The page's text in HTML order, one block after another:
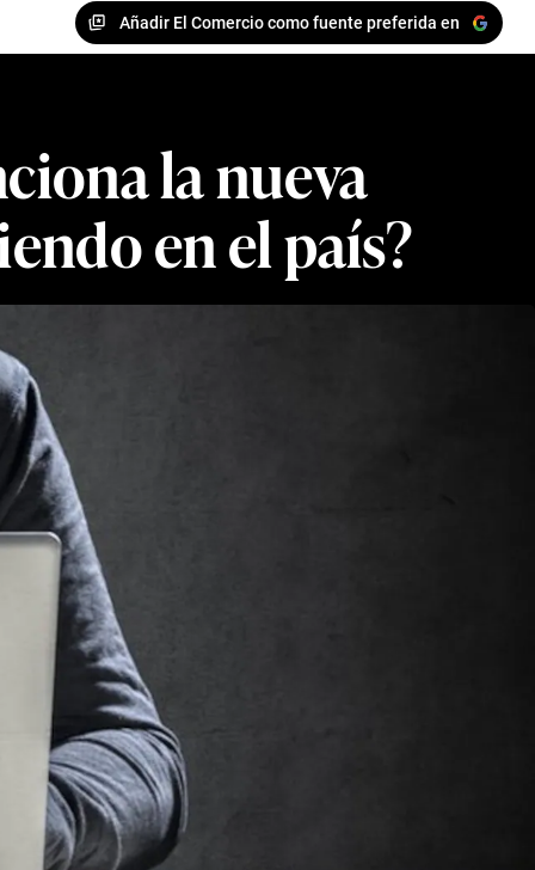
Añadir El Comercio como fuente preferida en
la nueva
en el país?